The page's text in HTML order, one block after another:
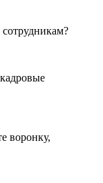
воронку,